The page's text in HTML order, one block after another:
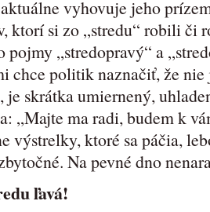
vyhovuje jeho
ktorí si zo „stredu“ robili či
pojmy „stredopravý“ a
chce politik naznačiť, že
skrátka umiernený,
„Majte ma radi, budem k
výstrelky, ktoré sa páčia,
Na pevné dno
ľavá!